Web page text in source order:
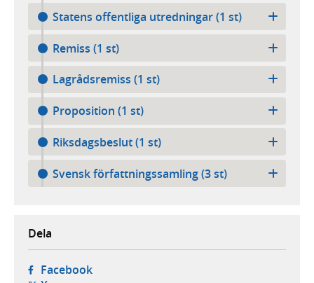
Statens offentliga utredningar (1 st)
Remiss (1 st)
Lagrådsremiss (1 st)
Proposition (1 st)
Riksdagsbeslut (1 st)
Svensk författningssamling (3 st)
Dela
Facebook- öppnas i ny flik, extern webbplats,